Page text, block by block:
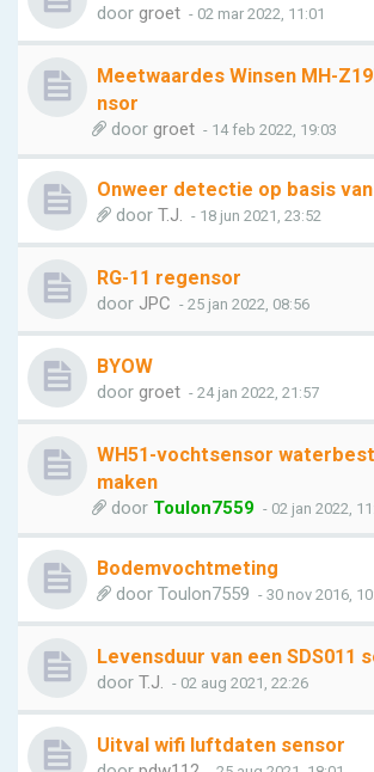
door groet - 02 mar 2022, 11:01
Meetwaardes Winsen MH-
nsor
door groet - 14 feb 2022, 19:03
Onweer detectie op basis
door T.J. - 18 jun 2021, 23:52
RG-11 regensor
door JPC - 25 jan 2022, 08:56
BYOW
door groet - 24 jan 2022, 21:57
WH51-vochtsensor
maken
door Toulon7559 - 02 jan 2022,
Bodemvochtmeting
door Toulon7559 - 30 nov 2016,
Levensduur van een SDS011
door T.J. - 02 aug 2021, 22:26
Uitval wifi luftdaten sensor